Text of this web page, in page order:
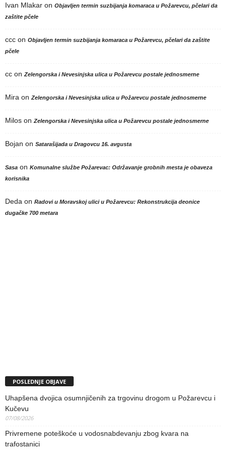
Ivan Mlakar on Objavljen termin suzbijanja komaraca u Požarevcu, pčelari da
zaštite pčele
ccc on Objavljen termin suzbijanja komaraca u Požarevcu, pčelari da zaštite
pčele
cc onZelengorska i Nevesinjska ulica u Požarevcu postale jednosmerne
Mira onZelengorska i Nevesinjska ulica u Požarevcu postale jednosmerne
Milos onZelengorska i Nevesinjska ulica u Požarevcu postale jednosmerne
Bojan on Satarašijada u Dragovcu 16. avgusta
Sasa on Komunalne službe Požarevac: Održavanje grobnih mesta je obaveza
korisnika
Deda on Radovi u Moravskoj ulici u Požarevcu: Rekonstrukcija deonice
dugačke 700 metara
POSLEDNJE OBJAVE
Uhapšena dvojica osumnjičenih za trgovinu drogom u Požarevcu i
Kučevu
07/08/2026
Privremene poteškoće u vodosnabdevanju zbog kvara na
trafostanici